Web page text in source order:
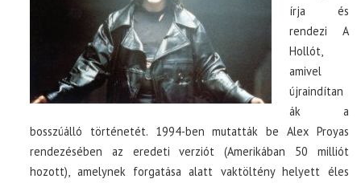
írja és
rendezi A
Hollót,
amivel
újraindítan
ák a
bosszúálló történetét. 1994-ben mutatták be Alex Proyas
rendezésében az eredeti verziót (Amerikában 50 milliót
hozott), amelynek forgatása alatt vaktöltény helyett éles